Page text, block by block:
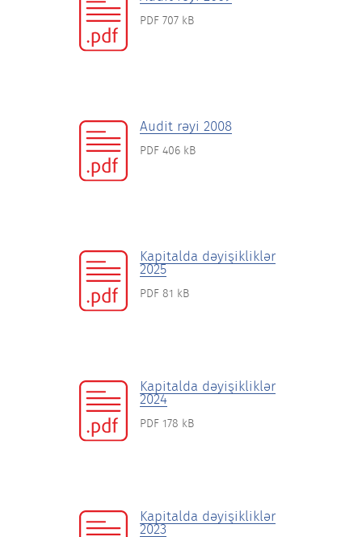
PDF 707 kB
Audit rəyi 2008
PDF 406 kB
Kapitalda dəyişikliklər
2025
PDF 81 kB
Kapitalda dəyişikliklər
2024
PDF 178 kB
Kapitalda dəyişikliklər
2023